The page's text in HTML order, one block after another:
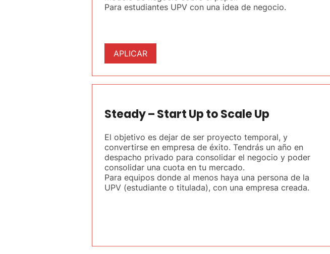
Para estudiantes UPV con una idea de negocio.
APLICAR
Steady – Start Up to Scale Up
El objetivo es dejar de ser proyecto temporal, y
convertirse en empresa de éxito. Tendrás un año en
despacho privado para consolidar el negocio y poder
consolidar una cuota en tu mercado.
Para equipos donde al menos haya una persona de la
UPV (estudiante o titulada), con una empresa creada.